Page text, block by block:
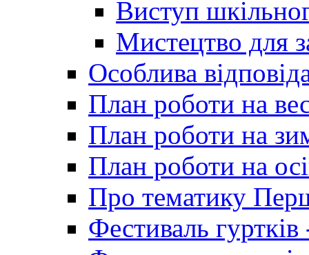
Виступ
Мистецтво для
Особлива
План роботи на
План роботи на
План роботи на
Про тематику
Фестиваль